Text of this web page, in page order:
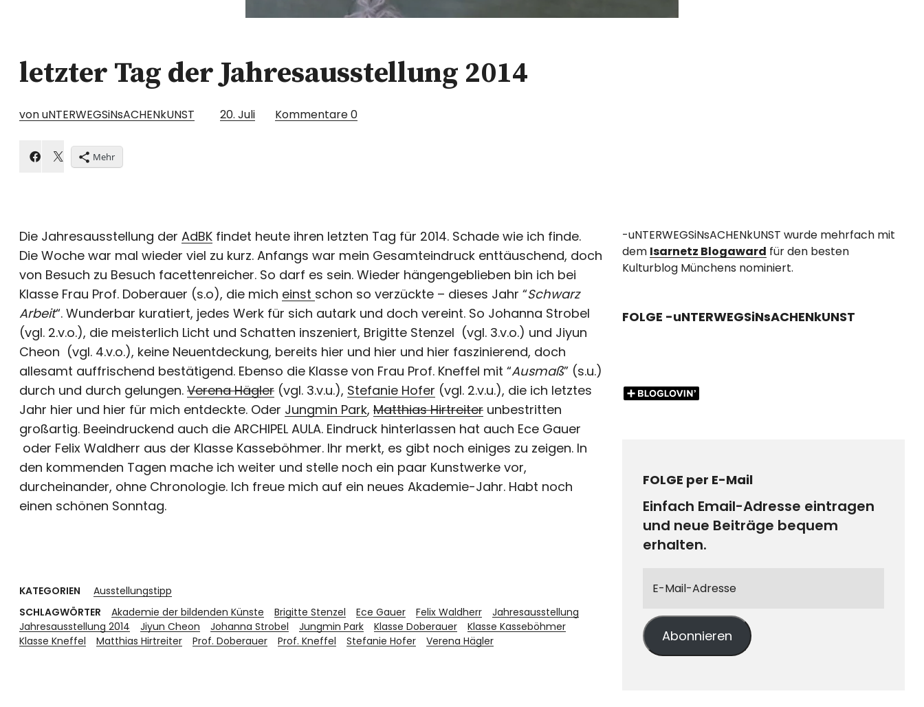
letzter Tag der Jahresausstellung 2014
von uNTERWEGSiNsACHENkUNST 20. Juli Kommentare0
Mehr
Die Jahresausstellung der AdBK findet heute ihren letzten Tag für 2014. Schade wie ich finde.
Die Woche war mal wieder viel zu kurz. Anfangs war mein Gesamteindruck enttäuschend, doch
von Besuch zu Besuch facettenreicher. So darf es sein. Wieder hängengeblieben bin ich bei
Klasse Frau Prof. Doberauer (s.o), die mich einst schon so verzückte – dieses Jahr “Schwarz
Arbeit“. Wunderbar kuratiert, jedes Werk für sich autark und doch vereint. So Johanna Strobel
(vgl. 2.v.o.), die meisterlich Licht und Schatten inszeniert, Brigitte Stenzel (vgl. 3.v.o.) und Jiyun
Cheon (vgl. 4.v.o.), keine Neuentdeckung, bereits hier und hier und hier faszinierend, doch
allesamt auffrischend bestätigend. Ebenso die Klasse von Frau Prof. Kneffel mit “Ausmaß” (s.u.)
durch und durch gelungen. Verena Hägler (vgl. 3.v.u.), Stefanie Hofer (vgl. 2.v.u.), die ich letztes
Jahr hier und hier für mich entdeckte. Oder Jungmin Park, Matthias Hirtreiter unbestritten
großartig. Beeindruckend auch die ARCHIPEL AULA. Eindruck hinterlassen hat auch Ece Gauer
oder Felix Waldherr aus der Klasse Kasseböhmer. Ihr merkt, es gibt noch einiges zu zeigen. In
den kommenden Tagen mache ich weiter und stelle noch ein paar Kunstwerke vor,
durcheinander, ohne Chronologie. Ich freue mich auf ein neues Akademie-Jahr. Habt noch
einen schönen Sonntag.
KATEGORIEN
Ausstellungstipp
SCHLAGWÖRTER
Akademie der bildenden Künste Brigitte Stenzel Ece Gauer Felix Waldherr
Jahresausstellung
Jahresausstellung 2014
Jiyun Cheon Johanna Strobel Jungmin Park Klasse Doberauer
Klasse Kasseböhmer
Klasse Kneffel
Matthias Hirtreiter Prof. Doberauer Prof. Kneffel Stefanie Hofer Verena Hägler
-uNTERWEGSiNsACHENkUNST wurde mehrfach mit
dem Isarnetz Blogaward für den besten
Kulturblog Münchens nominiert.
FOLGE -uNTERWEGSiNsACHENkUNST
FOLGE per E-Mail
Einfach Email-Adresse eintragen
und neue Beiträge bequem
erhalten.
Abonnieren